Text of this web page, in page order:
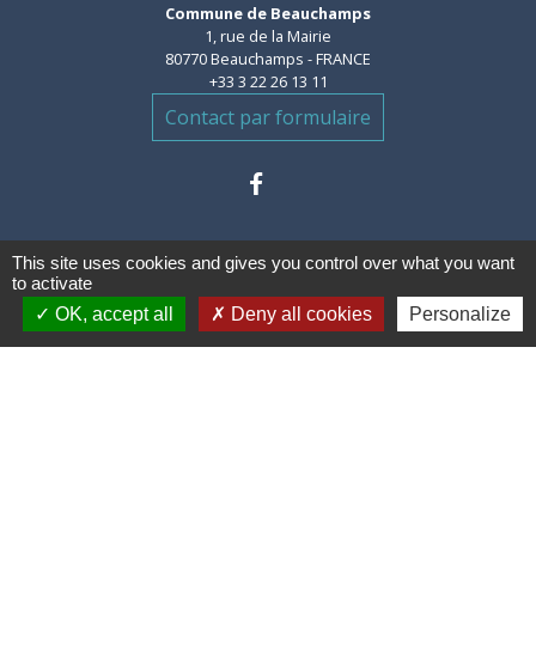
Commune de Beauchamps
1, rue de la Mairie
80770 Beauchamps - FRANCE
+33 3 22 26 13 11
Contact par formulaire
Liens
This site uses cookies and gives you control over what you want
to activate
OK, accept all
Deny all cookies Personalize